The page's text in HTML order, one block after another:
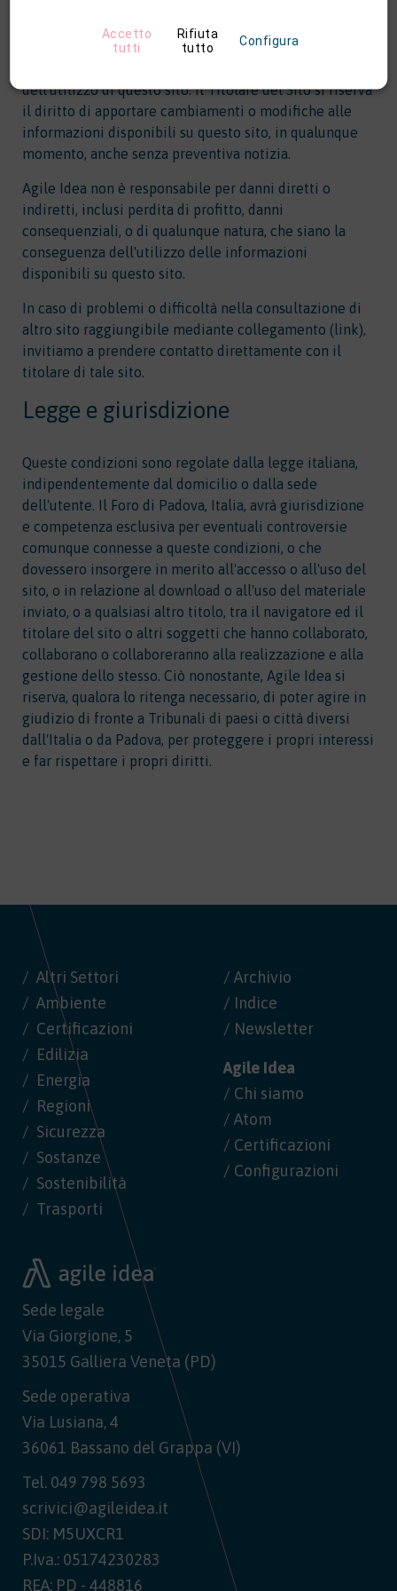
conoscenza di tali pagine e nemmeno ha esaminato i
contenuti, il Titolare del Sito richiede che venga
dell'utilizzo di questo sito. Il Titolare del Sito si riserva
il diritto di apportare cambiamenti o modifiche alle
informazioni disponibili su questo sito, in qualunque
momento, anche senza preventiva notizia.
Agile Idea non è responsabile per danni diretti o
indiretti, inclusi perdita di profitto, danni
consequenziali, o di qualunque natura, che siano la
conseguenza dell'utilizzo delle informazioni
disponibili su questo sito.
In caso di problemi o difficoltà nella consultazione di
altro sito raggiungibile mediante collegamento (link),
invitiamo a prendere contatto direttamente con il
titolare di tale sito.
Legge e giurisdizione
Queste condizioni sono regolate dalla legge italiana,
indipendentemente dal domicilio o dalla sede
dell'utente. Il Foro di Padova, Italia, avrà giurisdizione
e competenza esclusiva per eventuali controversie
comunque connesse a queste condizioni, o che
dovessero insorgere in merito all'accesso o all'uso del
sito, o in relazione al download o all'uso del materiale
inviato, o a qualsiasi altro titolo, tra il navigatore ed il
titolare del sito o altri soggetti che hanno collaborato,
collaborano o collaboreranno alla realizzazione e alla
gestione dello stesso. Ciò nonostante, Agile Idea si
riserva, qualora lo ritenga necessario, di poter agire in
giudizio di fronte a Tribunali di paesi o città diversi
dall'Italia o da Padova, per proteggere i propri interessi
e far rispettare i propri diritti.
Altri Settori
Ambiente
Certificazioni
Edilizia
Energia
Regioni
Sicurezza
Sostanze
Sostenibilità
Trasporti
/ Archivio
/ Indice
/ Newsletter
Agile Idea
/ Chi siamo
/ Atom
/ Certificazioni
/ Configurazioni
Sede legale
Via Giorgione, 5
35015 Galliera Veneta (PD)
Sede operativa
Via Lusiana, 4
36061 Bassano del Grappa (VI)
Tel. 049 798 5693
scrivici@agileidea.it
SDI: M5UXCR1
P.Iva.: 05174230283
REA: PD - 448816
Accetto
tutti
Rifiuta
tutto
Configura